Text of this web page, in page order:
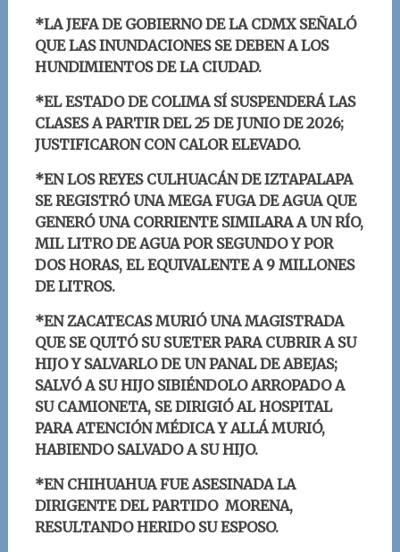
*LA JEFA DE GOBIERNO DE LA CDMX SEÑALÓ
QUE LAS INUNDACIONES SE DEBEN A LOS
HUNDIMIENTOS DE LA CIUDAD.
*EL ESTADO DE COLIMA SÍ SUSPENDERÁ LAS
CLASES A PARTIR DEL 25 DE JUNIO DE 2026;
JUSTIFICARON CON CALOR ELEVADO.
*EN LOS REYES CULHUACÁN DE IZTAPALAPA
SE REGISTRÓ UNA MEGA FUGA DE AGUA QUE
GENERÓ UNA CORRIENTE SIMILARA A UN RÍO,
MIL LITRO DE AGUA POR SEGUNDO Y POR
DOS HORAS, EL EQUIVALENTE A 9 MILLONES
DE LITROS.
*EN ZACATECAS MURIÓ UNA MAGISTRADA
QUE SE QUITÓ SU SUETER PARA CUBRIR A SU
HIJO Y SALVARLO DE UN PANAL DE ABEJAS;
SALVÓ A SU HIJO SIBIÉNDOLO ARROPADO A
SU CAMIONETA, SE DIRIGIÓ AL HOSPITAL
PARA ATENCIÓN MÉDICA Y ALLÁ MURIÓ,
HABIENDO SALVADO A SU HIJO.
*EN CHIHUAHUA FUE ASESINADA LA
DIRIGENTE DEL PARTIDO MORENA,
RESULTANDO HERIDO SU ESPOSO.